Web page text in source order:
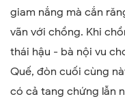
giam nắng mà cắn
vãn với chồng. Khi
thái hậu - bà nội vu
Quế, đòn cuối cùng
có cả tang chứng lẫn